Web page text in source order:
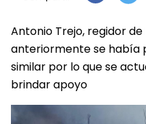
Antonio Trejo, regidor
anteriormente se había
similar por lo que se
brindar apoyo